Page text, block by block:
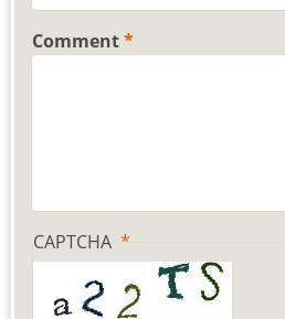
Comment
CAPTCHA